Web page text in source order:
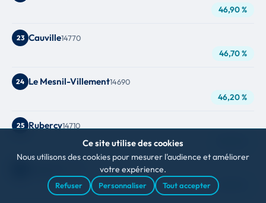
46,90 %
23 Cauville14770
46,70 %
24 Le Mesnil-Villement14690
46,20 %
25 Rubercy14710
45,50 %
Ce site utilise des cookies
Nous utilisons des cookies pour mesurer l'audience et améliorer
votre expérience.
Refuser Personnaliser Tout accepter